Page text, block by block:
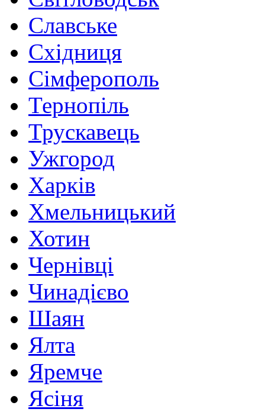
Славське
Східниця
Сімферополь
Тернопіль
Трускавець
Ужгород
Харків
Хмельницький
Хотин
Чернівці
Чинадієво
Шаян
Ялта
Яремче
Ясіня